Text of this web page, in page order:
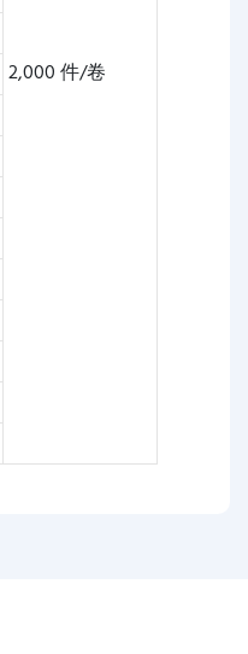
2,000 件/卷